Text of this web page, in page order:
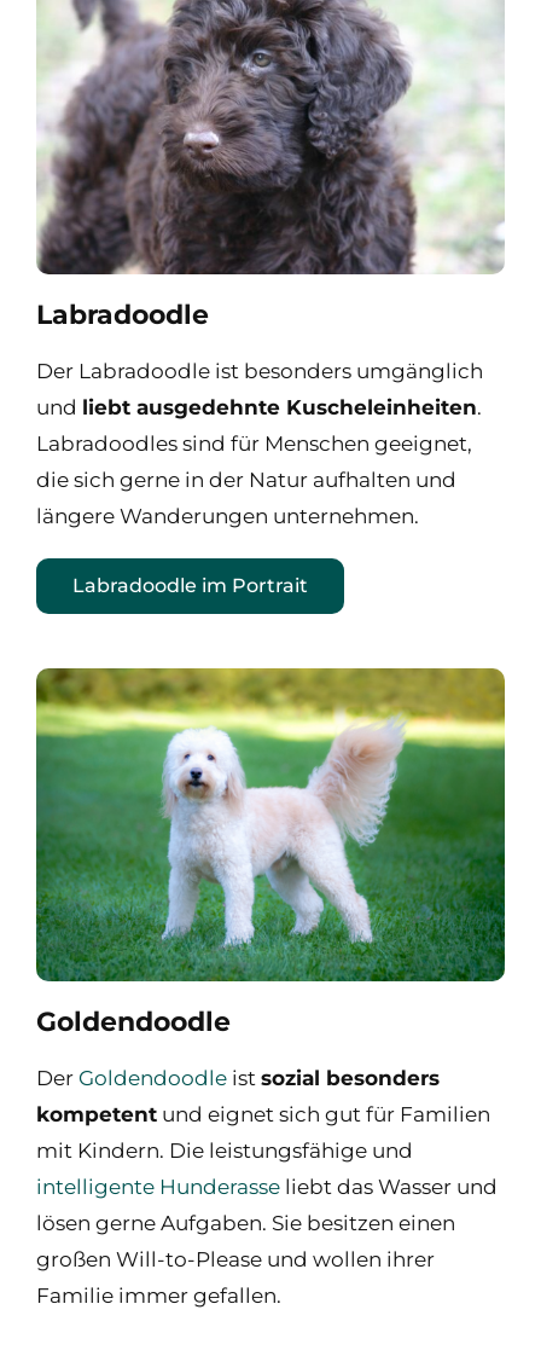
Labradoodle
Der Labradoodle ist besonders umgänglich
und liebt ausgedehnte Kuscheleinheiten.
Labradoodles sind für Menschen geeignet,
die sich gerne in der Natur aufhalten und
längere Wanderungen unternehmen.
Labradoodle im Portrait
Goldendoodle
Der Goldendoodle ist sozial besonders
kompetent und eignet sich gut für Familien
mit Kindern. Die leistungsfähige und
intelligente Hunderasse liebt das Wasser und
lösen gerne Aufgaben. Sie besitzen einen
großen Will-to-Please und wollen ihrer
Familie immer gefallen.